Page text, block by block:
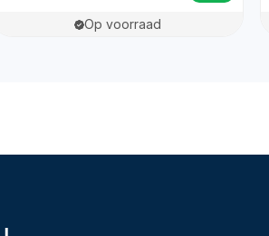
Op voorraad